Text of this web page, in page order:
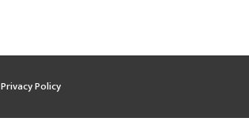
Privacy Policy